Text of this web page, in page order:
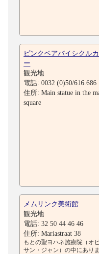
ピンクベアバイシクル
ー
観光地
電話: 0032 (0)50/616.686
住所: Main statue in the
square
メムリンク美術館
観光地
電話: 32 50 44 46 46
住所: Mariastraat 38
もとの聖ヨハネ施療院（オ
サン・ジャン）の中にあり